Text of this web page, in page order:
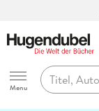
Hugendubel
Menu